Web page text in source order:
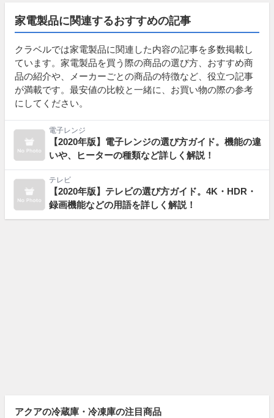
家電製品に関連するおすすめの記事
クラベルでは家電製品に関連した内容の記事を多数掲載し
ています。家電製品を買う際の商品の選び方、おすすめ商
品の紹介や、メーカーごとの商品の特徴など、役立つ記事
が満載です。最安値の比較と一緒に、お買い物の際の参考
にしてください。
電子レンジ
【2020年版】電子レンジの選び方ガイド。機能の違
いや、ヒーターの種類など詳しく解説！
テレビ
【2020年版】テレビの選び方ガイド。4K・HDR・
録画機能などの用語を詳しく解説！
アクアの冷蔵庫・冷凍庫の注目商品